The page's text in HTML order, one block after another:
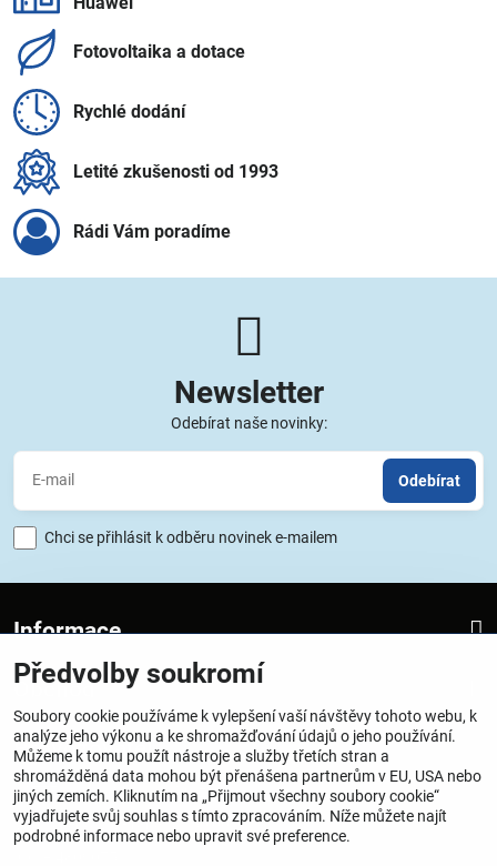
Fotovoltaika a dotace
Rychlé dodání
Letité zkušenosti od 1993
Rádi Vám poradíme
Newsletter
Odebírat naše novinky:
Odebírat
Chci se přihlásit k odběru novinek e-mailem
Informace
Obchod
Provozovatel
SATTECH one-Miroslav Dražil
Vrchlického 25, Praha 5, 150 00
Předvolby soukromí
Soubory cookie používáme k vylepšení vaší návštěvy tohoto webu, k
analýze jeho výkonu a ke shromažďování údajů o jeho používání.
Můžeme k tomu použít nástroje a služby třetích stran a
shromážděná data mohou být přenášena partnerům v EU, USA nebo
jiných zemích. Kliknutím na „Přijmout všechny soubory cookie“
vyjadřujete svůj souhlas s tímto zpracováním. Níže můžete najít
podrobné informace nebo upravit své preference.